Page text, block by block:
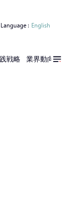
戦略 業界動向 実
Language : English